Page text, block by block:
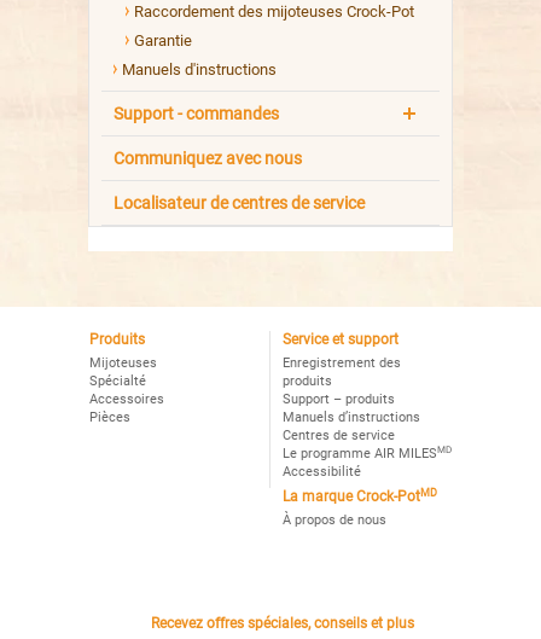
Raccordement des mijoteuses Crock-Pot
Garantie
Manuels d'instructions
Support - commandes
Communiquez avec nous
Localisateur de centres de service
Produits
Mijoteuses
Spécialté
Accessoires
Pièces
Service et support
Enregistrement des
produits
Support – produits
Manuels d’instructions
Centres de service
Le programme AIR MILESMD
Accessibilité
La marque Crock-PotMD
À propos de nous
Recevez offres spéciales, conseils et plus